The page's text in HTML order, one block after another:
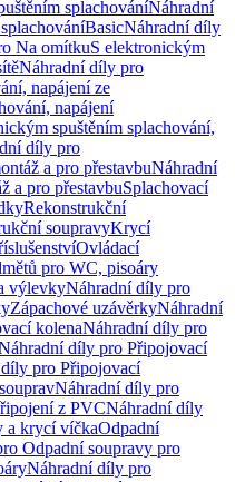
splachováníNáhradní
BasicNáhradní díly
Na omítkuS elektronickým
Náhradní díly pro
napájení ze
napájení
spuštěním splachování,
díly pro
a pro přestavbuNáhradní
a pro přestavbuSplachovací
Rekonstrukční
soupravyKrycí
Ovládací
pro WC, pisoáry
výlevkyNáhradní díly pro
Zápachové uzávěrkyNáhradní
kolenaNáhradní díly pro
díly pro Připojovací
pro Připojovací
Náhradní díly pro
z PVCNáhradní díly
a krycí víčkaOdpadní
Odpadní soupravy pro
Náhradní díly pro